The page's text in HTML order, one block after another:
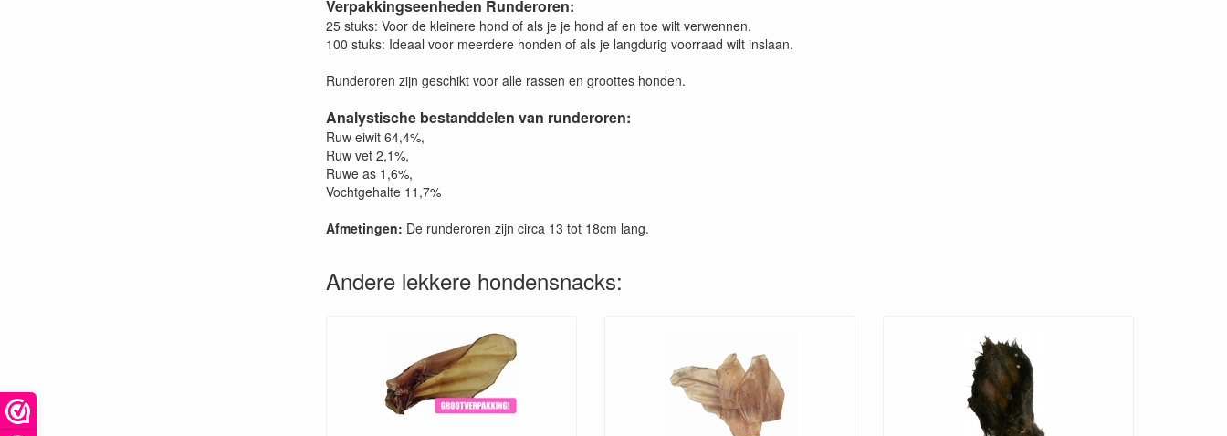
Verpakkingseenheden Runderoren:
25 stuks: Voor de kleinere hond of als je je hond af en toe wilt verwennen.
100 stuks: Ideaal voor meerdere honden of als je langdurig voorraad wilt inslaan.
Runderoren zijn geschikt voor alle rassen en groottes honden.
Analystische bestanddelen van runderoren:
Ruw eiwit 64,4%,
Ruw vet 2,1%,
Ruwe as 1,6%,
Vochtgehalte 11,7%
Afmetingen: De runderoren zijn circa 13 tot 18cm lang.
Andere lekkere hondensnacks: